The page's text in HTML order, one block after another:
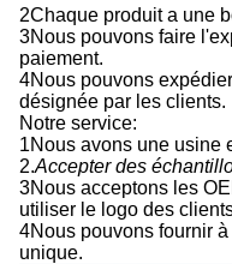
2Chaque produit a une
3Nous pouvons faire
paiement.
4Nous pouvons
désignée par les clients.
Notre service:
1Nous avons une usine
2.Accepter des
3Nous acceptons les
utiliser le logo des
4Nous pouvons fournir
unique.